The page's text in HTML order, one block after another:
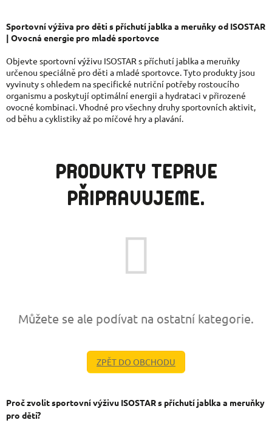
Sportovní výživa pro děti s příchutí jablka a meruňky od ISOSTAR
| Ovocná energie pro mladé sportovce
Objevte sportovní výživu ISOSTAR s příchutí jablka a meruňky
určenou speciálně pro děti a mladé sportovce. Tyto produkty jsou
vyvinuty s ohledem na specifické nutriční potřeby rostoucího
organismu a poskytují optimální energii a hydrataci v přirozené
ovocné kombinaci. Vhodné pro všechny druhy sportovních aktivit,
od běhu a cyklistiky až po míčové hry a plavání.
PRODUKTY TEPRVE
PŘIPRAVUJEME.
Můžete se ale podívat na ostatní kategorie.
ZPĚT DO OBCHODU
Proč zvolit sportovní výživu ISOSTAR s příchutí jablka a meruňky
pro děti?